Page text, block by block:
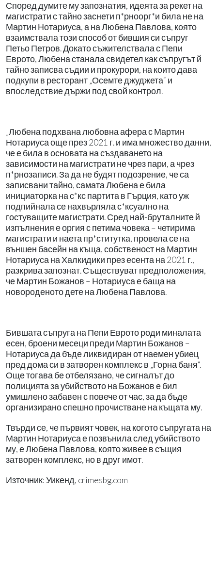
Според думите му запознатия, идеята за рекет на
магистрати с тайно заснети п*рноорг*и била не на
Мартин Нотариуса, а на Любена Павлова, която
взаимствала този способ от бившия си съпруг
Петьо Петров. Докато съжителствала с Пепи
Еврото, Любена станала свидетел как съпругът й
тайно записва съдии и прокурори, на които дава
подкупи в ресторант „Осемте джуджета“ и
впоследствие държи под свой контрол.
„Любена подхвана любовна афера с Мартин
Нотариуса още през 2021 г. и има множество данни,
че е била в основата на създаването на
зависимости на магистрати не чрез пари, а чрез
п*рнозаписи. За да не будят подозрение, че са
записвани тайно, самата Любена е била
инициаторка на с*кс партита в Гърция, като уж
подпийнала се нахвърляла с*ксуално на
гостуващите магистрати. Сред най-бруталните й
изпълнения е оргия с петима човека – четирима
магистрати и наета пр*ститутка, провела се на
външен басейн на къща, собственост на Мартин
Нотариуса на Халкидики през есента на 2021 г.,
разкрива запознат. Съществуват предположения,
че Мартин Божанов – Нотариуса е баща на
новороденото дете на Любена Павлова.
Бившата съпруга на Пепи Еврото роди миналата
есен, броени месеци преди Мартин Божанов –
Нотариуса да бъде ликвидиран от наемен убиец
пред дома си в затворен комплекс в „Горна баня“.
Още тогава бе отбелязано, че сигналът до
полицията за убийството на Божанов е бил
умишлено забавен с повече от час, за да бъде
организирано спешно прочистване на къщата му.
Твърди се, че първият човек, на когото съпругата на
Мартин Нотариуса е позвънила след убийството
му, е Любена Павлова, която живее в същия
затворен комплекс, но в друг имот.
Източник: Уикенд, crimesbg.com